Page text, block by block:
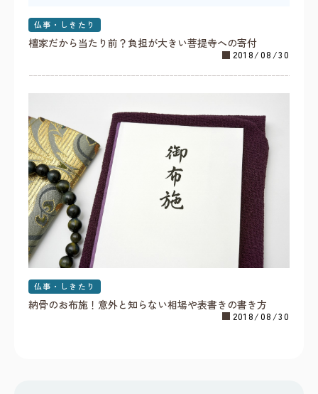
仏事・しきたり
2018/08/30
檀家だから当たり前？負担が大きい菩提寺への寄付
仏事・しきたり
2018/08/30
納骨のお布施！意外と知らない相場や表書きの書き方